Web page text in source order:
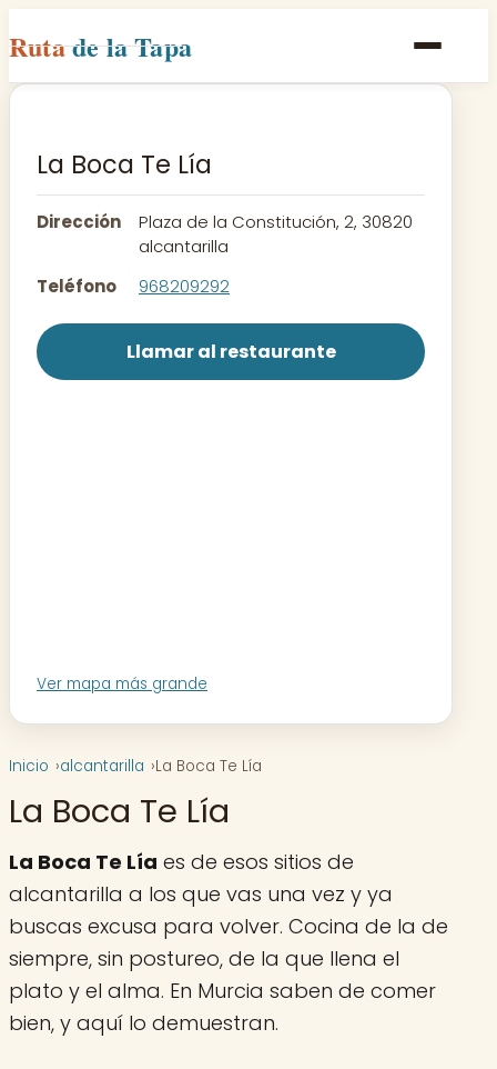
Rutade la Tapa
Inicio
Rutas
Contacto
La Boca Te Lía
Dirección
Plaza de la Constitución, 2, 30820
alcantarilla
Teléfono
968209292
Llamar al restaurante
Ver mapa más grande
Inicio alcantarilla La Boca Te Lía
La Boca Te Lía
La Boca Te Lía es de esos sitios de
alcantarilla a los que vas una vez y ya
buscas excusa para volver. Cocina de la de
siempre, sin postureo, de la que llena el
plato y el alma. En Murcia saben de comer
bien, y aquí lo demuestran.